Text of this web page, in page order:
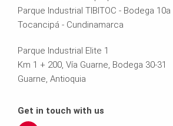
Parque Industrial TIBITOC - Bodega 10a
Tocancipá - Cundinamarca
Parque Industrial Elite 1
Km 1 + 200, Vía Guarne, Bodega 30-31
Guarne, Antioquia
Get in touch with us